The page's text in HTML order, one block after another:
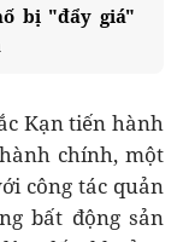
bị "đẩy giá"
Kạn tiến hành
chính, một
công tác quản
bất động sản